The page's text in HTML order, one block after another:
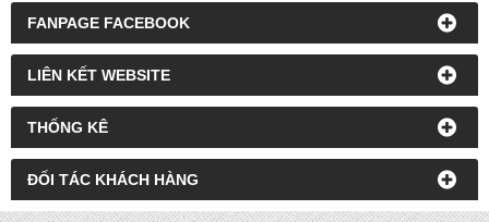
FANPAGE FACEBOOK
LIÊN KẾT WEBSITE
THỐNG KÊ
ĐỐI TÁC KHÁCH HÀNG